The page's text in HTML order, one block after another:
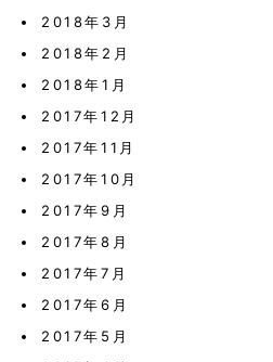
2018年3月
2018年2月
2018年1月
2017年12月
2017年11月
2017年10月
2017年9月
2017年8月
2017年7月
2017年6月
2017年5月